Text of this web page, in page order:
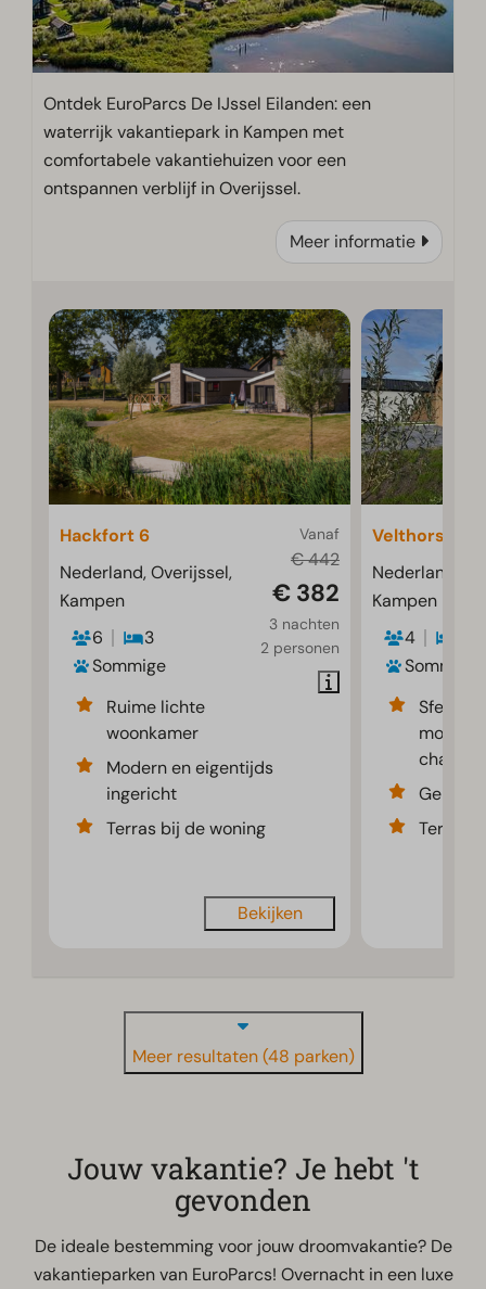
Ontdek EuroParcs De IJssel Eilanden: een
waterrijk vakantiepark in Kampen met
comfortabele vakantiehuizen voor een
ontspannen verblijf in Overijssel.
Meer informatie
Vanaf
€ 442
€ 382
3 nachten
2 personen
Hackfort 6
Nederland, Overijssel,
Kampen
6
3
Sommige
Ruime lichte
woonkamer
Modern en eigentijds
ingericht
Terras bij de woning
Bekijken
Velthorst 4
Nederland,
Kampen
4
Sommige
chalet
Terras
Meer resultaten (48 parken)
Jouw vakantie? Je hebt 't
gevonden
De ideale bestemming voor jouw droomvakantie? De
vakantieparken van EuroParcs! Overnacht in een luxe